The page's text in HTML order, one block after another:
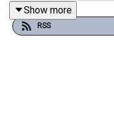
Show more
RSS